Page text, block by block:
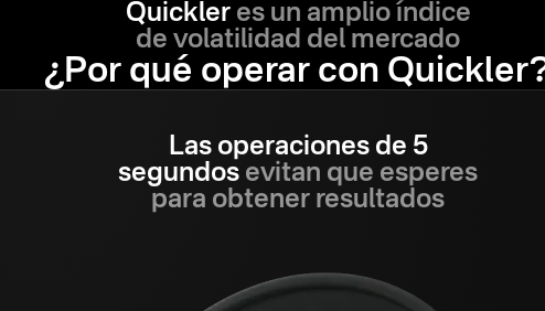
Quickleres un amplio índice
de volatilidad del mercado
¿Por qué operar con
Las operaciones de 5
segundos evitan que esperes
para obtener resultados